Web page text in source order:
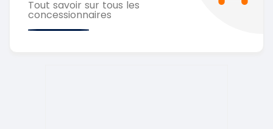
Tout savoir sur tous les
concessionnaires